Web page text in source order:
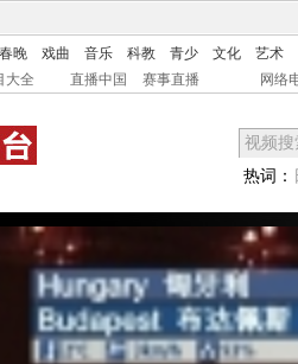
春晚 戏曲 音乐 科教 青少 文化
艺术
大全 直播中国 赛事直播 网络
热词：